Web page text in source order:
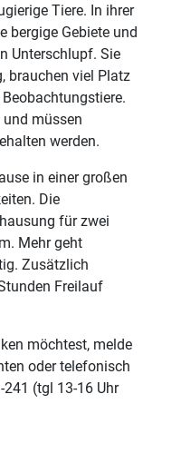
Tiere. In ihrer
bergige Gebiete und
Unterschlupf. Sie
brauchen viel Platz
müssen
werden.
in einer großen
Die
für zwei
Mehr geht
Zusätzlich
Freilauf
möchtest, melde
oder telefonisch
(tgl 13-16 Uhr